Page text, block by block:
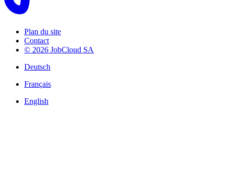
Plan du site
Contact
© 2026 JobCloud SA
Deutsch
Français
English